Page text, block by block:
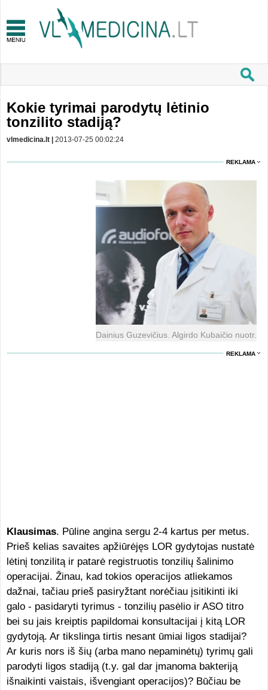
Kokie tyrimai parodytų lėtinio
tonzilito stadiją?
vlmedicina.lt | 2013-07-25 00:02:24
REKLAMA
Dainius Guzevičius. Algirdo Kubaičio nuotr.
REKLAMA
Klausimas. Pūline angina sergu 2-4 kartus per metus.
Prieš kelias savaites apžiūrėjęs LOR gydytojas nustatė
lėtinį tonzilitą ir patarė registruotis tonzilių šalinimo
operacijai. Žinau, kad tokios operacijos atliekamos
dažnai, tačiau prieš pasiryžtant norėčiau įsitikinti iki
galo - pasidaryti tyrimus - tonzilių pasėlio ir ASO titro
bei su jais kreiptis papildomai konsultacijai į kitą LOR
gydytoją. Ar tikslinga tirtis nesant ūmiai ligos stadijai?
Ar kuris nors iš šių (arba mano nepaminėtų) tyrimų gali
parodyti ligos stadiją (t.y. gal dar įmanoma bakteriją
išnaikinti vaistais, išvengiant operacijos)? Būčiau be